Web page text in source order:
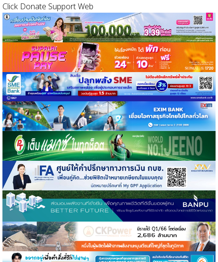
Click Donate Support Web